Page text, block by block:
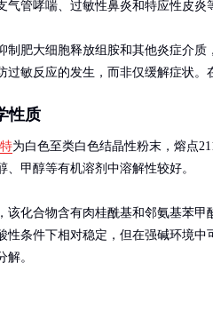
气管哮喘、过敏性鼻炎和特应性皮炎
制肥大细胞释放组胺和其他炎症介
过敏反应的发生，而非仅缓解症状。
性质
为白色至类白色结晶性粉末，熔点
、甲醇等有机溶剂中溶解性较好。
该化合物含有肉桂酰基和邻氨基苯
性条件下相对稳定，但在强碱环境中
解。